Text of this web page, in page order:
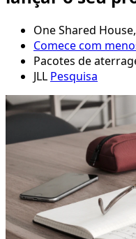
One Shared House,
Comece com
Pacotes de
JLL Pesquisa